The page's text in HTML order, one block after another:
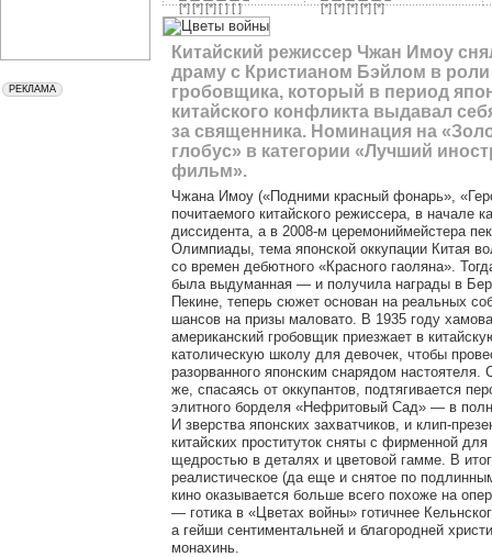
Китайский режиссер Чжан Имоу
драму с Кристианом Бэйлом в роли
гробовщика, который в период
китайского конфликта выдавал
за священника. Номинация на
глобус» в категории «Лучший
фильм».
Чжана Имоу («Подними красный фонарь»,
почитаемого китайского режиссера, в начале
диссидента, а в 2008-м церемониймейстера
Олимпиады, тема японской оккупации Китая
со времен дебютного «Красного гаоляна».
была выдуманная — и получила награды в
Пекине, теперь сюжет основан на реальных
шансов на призы маловато. В 1935 году
американский гробовщик приезжает в
католическую школу для девочек, чтобы
разорванного японским снарядом настоятеля.
же, спасаясь от оккупантов, подтягивается
элитного борделя «Нефритовый Сад» — в
И зверства японских захватчиков, и клип-
китайских проституток сняты с фирменной
щедростью в деталях и цветовой гамме. В
реалистическое (да еще и снятое по
кино оказывается больше всего похоже на
— готика в «Цветах войны» готичнее
а гейши сентиментальней и благородней
монахинь.